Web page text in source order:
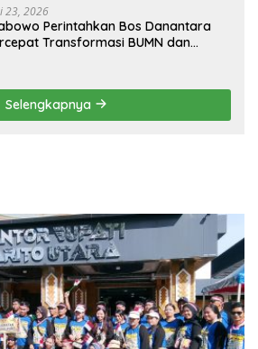
23, 2026
Perintahkan Bos Danantara
Transformasi BUMN dan
Selengkapnya